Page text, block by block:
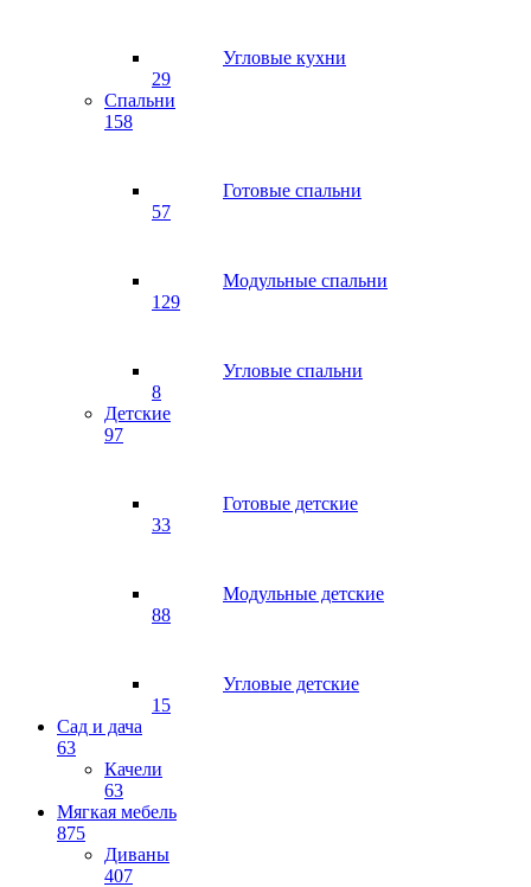
Угловые кухни
29
Спальни
158
Готовые спальни
57
Модульные спальни
129
Угловые спальни
8
Детские
97
Готовые детские
33
Модульные детские
88
Угловые детские
15
Сад и дача
63
Качели
63
Мягкая мебель
875
Диваны
407